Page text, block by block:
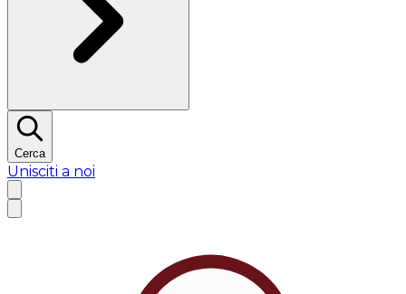
Cerca
Unisciti a noi